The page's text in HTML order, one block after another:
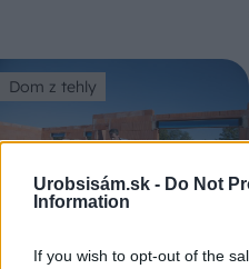
Urobsisám.sk - Do Not
Information
If you wish to opt-out of the
Dom z tehly